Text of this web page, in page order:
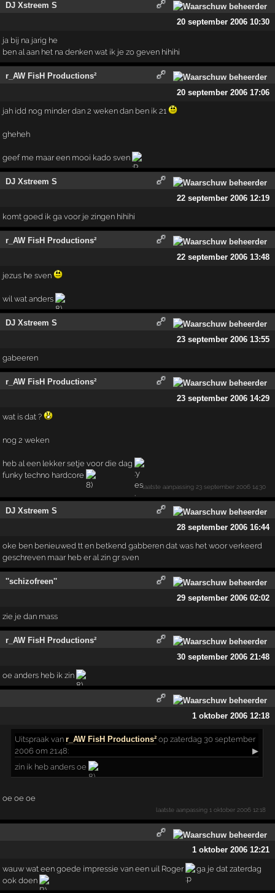
DJ Xstreem S
20 september 2006 10:30
ja bij na jarig he
ben al aan het na denken wat ik je zo geven hihihi
r_AW FisH Productions²
20 september 2006 17:06
jah idd nog minder dan 2 weken dan ben ik 21
gheheh
geef me maar een mooi kado sven
DJ Xstreem S
22 september 2006 12:19
komt goed ik ga voor je zingen hihihi
r_AW FisH Productions²
22 september 2006 13:48
jezus he sven
wil wat anders
DJ Xstreem S
23 september 2006 13:55
gabeeren
r_AW FisH Productions²
23 september 2006 14:29
wat is dat ?
nog 2 weken
heb al een lekker setje voor die dag
funky techno hardcore
laatste aanpassing 23 september 2006 14:30
DJ Xstreem S
28 september 2006 16:44
oke ben benieuwed tt en betkend gabberen dat was het woor verkeerd
geschreven maar heb er al zin gr sven
''schizofreen''
29 september 2006 02:02
zie je dan mass
r_AW FisH Productions²
30 september 2006 21:48
oe anders heb ik zin
1 oktober 2006 12:18
Uitspraak vanr_AW FisH Productions² op zaterdag 30 september
2006 om 21:48:
▶
zin ik heb anders oe
oe oe oe
laatste aanpassing1 oktober 2006 12:18
1 oktober 2006 12:21
wauw wat een goede impressie van een uil Roger
ga je dat zaterdag
ook doen